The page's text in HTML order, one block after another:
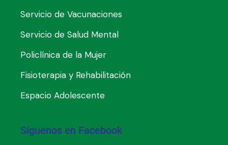
Servicio de Vacunaciones
Servicio de Salud Mental
Policlínica de la Mujer
Fisioterapia y Rehabilitación
Espacio Adolescente
Síguenos en Facebook